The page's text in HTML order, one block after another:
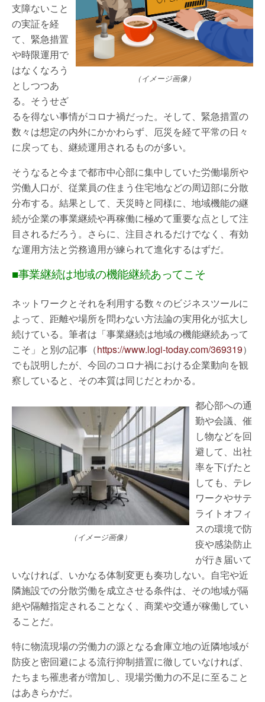
（イメージ画像）
支障ないこと
の実証を経
て、緊急措置
や時限運用で
はなくなろう
としつつあ
る。そうせざ
るを得ない事情がコロナ禍だった。そして、緊急措置の
数々は想定の内外にかかわらず、厄災を経て平常の日々
に戻っても、継続運用されるものが多い。
そうなると今まで都市中心部に集中していた労働場所や
労働人口が、従業員の住まう住宅地などの周辺部に分散
分布する。結果として、天災時と同様に、地域機能の継
続が企業の事業継続や再稼働に極めて重要な点として注
目されるだろう。さらに、注目されるだけでなく、有効
な運用方法と労務適用が練られて進化するはずだ。
■事業継続は地域の機能継続あってこそ
ネットワークとそれを利用する数々のビジネスツールに
よって、距離や場所を問わない方法論の実用化が拡大し
続けている。筆者は「事業継続は地域の機能継続あって
こそ」と別の記事（https://www.logi-today.com/369319）
でも説明したが、今回のコロナ禍における企業動向を観
察していると、その本質は同じだとわかる。
（イメージ画像）
都心部への通
勤や会議、催
し物などを回
避して、出社
率を下げたと
しても、テレ
ワークやサテ
ライトオフィ
スの環境で防
疫や感染防止
が行き届いて
いなければ、いかなる体制変更も奏功しない。自宅や近
隣施設での分散労働を成立させる条件は、その地域が隔
絶や隔離指定されることなく、商業や交通が稼働してい
ることだ。
特に物流現場の労働力の源となる倉庫立地の近隣地域が
防疫と密回避による流行抑制措置に徹していなければ、
たちまち罹患者が増加し、現場労働力の不足に至ること
はあきらかだ。